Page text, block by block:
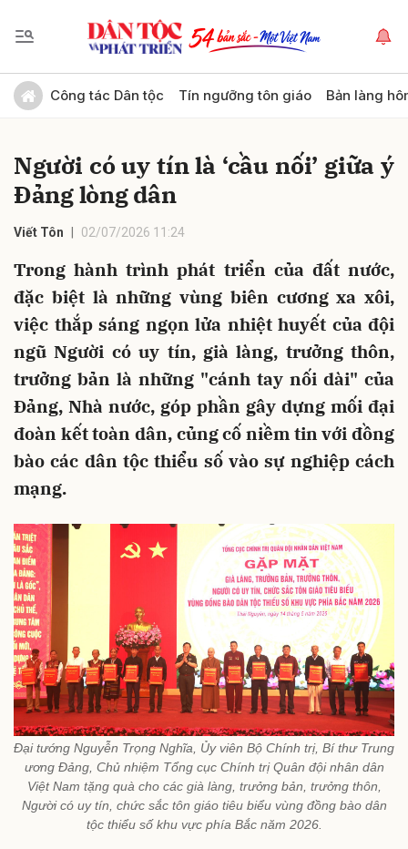
Công tác Dân tộc Tín ngưỡng tôn giáo Bản làng
Người có uy tín là ‘cầu nối’ giữa ý
Đảng lòng dân
Viết Tôn 02/07/2026 11:24
Trong hành trình phát triển của đất nước,
đặc biệt là những vùng biên cương xa xôi,
việc thắp sáng ngọn lửa nhiệt huyết của đội
ngũ Người có uy tín, già làng, trưởng thôn,
trưởng bản là những "cánh tay nối dài" của
Đảng, Nhà nước, góp phần gây dựng mối đại
đoàn kết toàn dân, củng cố niềm tin với đồng
bào các dân tộc thiểu số vào sự nghiệp cách
mạng.
Đại tướng Nguyễn Trọng Nghĩa, Ủy viên Bộ Chính trị, Bí thư Trung
ương Đảng, Chủ nhiệm Tổng cục Chính trị Quân đội nhân dân
Việt Nam tặng quà cho các già làng, trưởng bản, trưởng thôn,
Người có uy tín, chức sắc tôn giáo tiêu biểu vùng đồng bào dân
tộc thiểu số khu vực phía Bắc năm 2026.
Gửi bình luận
Hủy Gửi